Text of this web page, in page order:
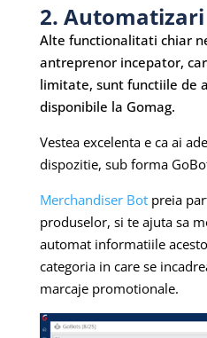
2. Automatizari
Alte functionalitati chiar
antreprenor incepator,
limitate, sunt functiile de
disponibile la Gomag.
Vestea excelenta e ca ai
dispozitie, sub forma
Merchandiser Botpreia
produselor, si te ajuta sa
automat informatiile
categoria in care se
marcaje promotionale.